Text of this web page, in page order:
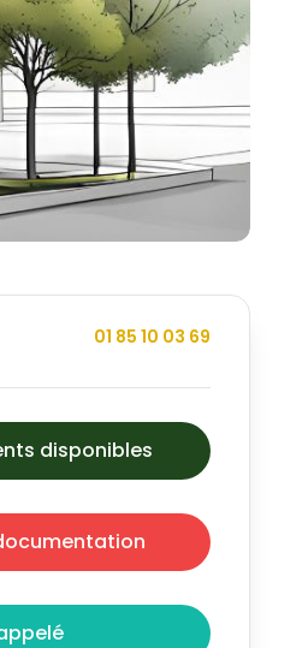
01 85 10 03 69
disponibles